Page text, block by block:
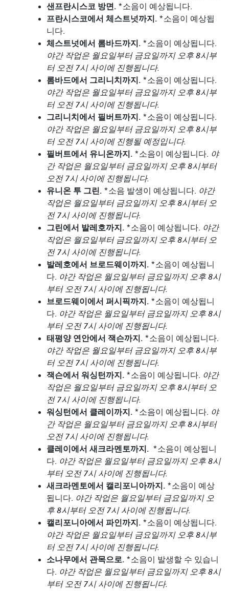
샌프란시스코 방면. *소음이 예상됩니다.
프란시스코에서 체스트넛까지. *소음이 예상됩
니다.
체스트넛에서 롬바드까지. *소음이 예상됩니다.
야간 작업은 월요일부터 금요일까지 오후 8시부
터 오전 7시 사이에 진행됩니다.
롬바드에서 그리니치까지. *소음이 예상됩니다.
야간 작업은 월요일부터 금요일까지 오후 8시부
터 오전 7시 사이에 진행됩니다.
그리니치에서 필버트까지. *소음이 예상됩니다.
야간 작업은 월요일부터 금요일까지 오후 8시부
터 오전 7시 사이에 진행될 예정입니다.
필버트에서 유니온까지. *소음이 예상됩니다. 야
간 작업은 월요일부터 금요일까지 오후 8시부터
오전 7시 사이에 진행됩니다.
유니온 투 그린. *소음 발생이 예상됩니다. 야간
작업은 월요일부터 금요일까지 오후 8시부터 오
전 7시 사이에 진행됩니다.
그린에서 발레호까지. *소음이 예상됩니다. 야간
작업은 월요일부터 금요일까지 오후 8시부터 오
전 7시 사이에 진행됩니다.
발레호에서 브로드웨이까지. *소음이 예상됩니
다. 야간 작업은 월요일부터 금요일까지 오후 8시
부터 오전 7시 사이에 진행됩니다.
브로드웨이에서 퍼시픽까지. *소음이 예상됩니
다. 야간 작업은 월요일부터 금요일까지 오후 8시
부터 오전 7시 사이에 진행됩니다.
태평양 연안에서 잭슨까지. *소음이 예상됩니다.
야간 작업은 월요일부터 금요일까지 오후 8시부
터 오전 7시 사이에 진행됩니다.
잭슨에서 워싱턴까지. *소음이 예상됩니다. 야간
작업은 월요일부터 금요일까지 오후 8시부터 오
전 7시 사이에 진행됩니다.
워싱턴에서 클레이까지. *소음이 예상됩니다. 야
간 작업은 월요일부터 금요일까지 오후 8시부터
오전 7시 사이에 진행됩니다.
클레이에서 새크라멘토까지. *소음이 예상됩니
다. 야간 작업은 월요일부터 금요일까지 오후 8시
부터 오전 7시 사이에 진행됩니다.
새크라멘토에서 캘리포니아까지. *소음이 예상
됩니다. 야간 작업은 월요일부터 금요일까지 오
후 8시부터 오전 7시 사이에 진행됩니다.
캘리포니아에서 파인까지. *소음이 예상됩니다.
야간 작업은 월요일부터 금요일까지 오후 8시부
터 오전 7시 사이에 진행됩니다.
소나무에서 관목으로. *소음이 발생할 수 있습니
다. 야간 작업은 월요일부터 금요일까지 오후 8시
부터 오전 7시 사이에 진행됩니다.